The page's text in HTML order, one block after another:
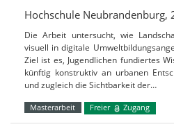
Hochschule Neubrandenburg,
Die Arbeit untersucht, wie
visuell in digitale
Ziel ist es, Jugendlichen fundiertes
künftig konstruktiv an urbanen
und zugleich die Sichtbarkeit der…
Masterarbeit Freier Zugang